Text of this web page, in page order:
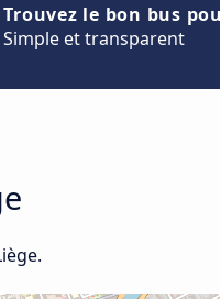
Trouvez le bon bus
Simple et transparent